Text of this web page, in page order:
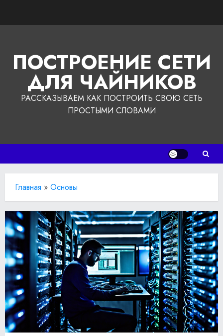
ПОСТРОЕНИЕ СЕТИ
ДЛЯ ЧАЙНИКОВ
РАССКАЗЫВАЕМ КАК ПОСТРОИТЬ СВОЮ СЕТЬ
ПРОСТЫМИ СЛОВАМИ
Главная » Основы